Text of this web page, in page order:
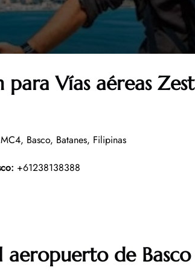
Vías aéreas Zest
Basco, Batanes, Filipinas
: +61238138388
de Basco